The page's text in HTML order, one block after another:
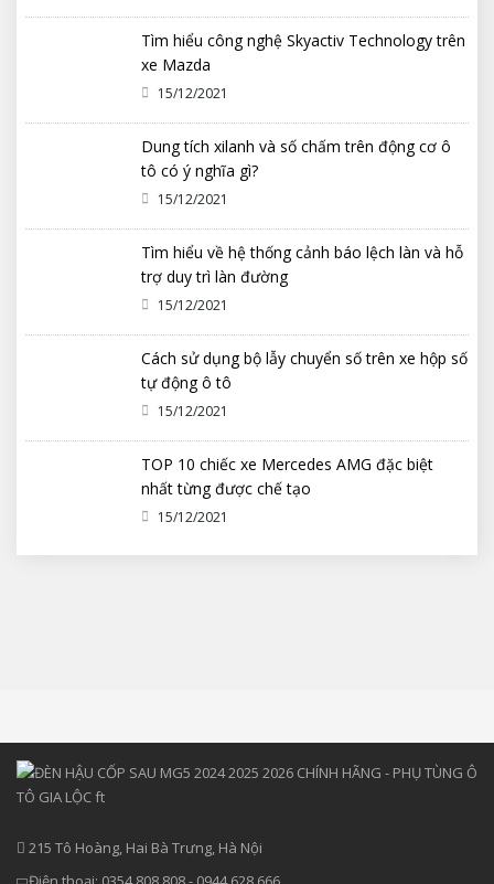
Tìm hiểu công nghệ Skyactiv Technology trên
xe Mazda
15/12/2021
Dung tích xilanh và số chấm trên động cơ ô
tô có ý nghĩa gì?
15/12/2021
Tìm hiểu về hệ thống cảnh báo lệch làn và hỗ
trợ duy trì làn đường
15/12/2021
Cách sử dụng bộ lẫy chuyển số trên xe hộp số
tự động ô tô
15/12/2021
TOP 10 chiếc xe Mercedes AMG đặc biệt
nhất từng được chế tạo
15/12/2021
215 Tô Hoàng, Hai Bà Trưng, Hà Nội